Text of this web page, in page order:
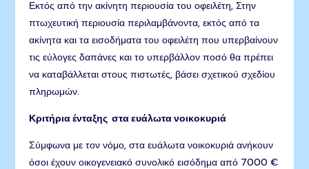
Εκτός από την ακίνητη περιουσία του οφειλέτη, Στην
πτωχευτική περιουσία περιλαμβάνοντα, εκτός από τα
ακίνητα και τα εισοδήματα του οφειλέτη που υπερβαίνουν
τις εύλογες δαπάνες και το υπερβάλλον ποσό θα πρέπει
να καταβάλλεται στους πιστωτές, βάσει σχετικού σχεδίου
πληρωμών.
Κριτήρια ένταξης στα ευάλωτα νοικοκυριά
Σύμφωνα με τον νόμο, στα ευάλωτα νοικοκυριά ανήκουν
όσοι έχουν οικογενειακό συνολικό εισόδημα από 7000 €